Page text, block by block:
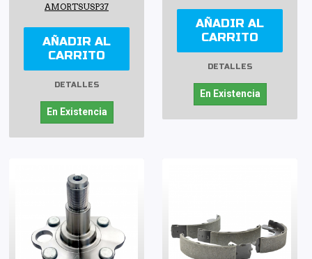
AMORTSUSP37
AÑADIR AL
CARRITO
DETALLES
En Existencia
AÑADIR AL
CARRITO
DETALLES
En Existencia